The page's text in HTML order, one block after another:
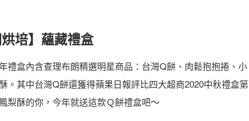
烘培】蘊藏禮盒
禮盒內含查理布朗精選明星商品：台灣Q餅、肉鬆抱抱捲、小
。其中台灣Q餅還獲得蘋果日報評比四大超商2020中秋禮盒第
梨酥的你，今年就送這款Ｑ餅禮盒吧～